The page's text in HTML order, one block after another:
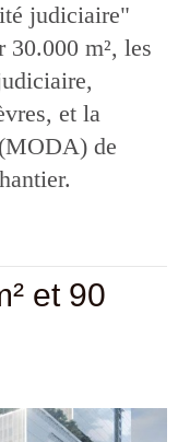
judiciaire"
30.000 m², les
et la
de
et 90